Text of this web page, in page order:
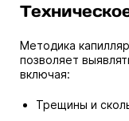
Методика
позволяет
включая:
Трещины и